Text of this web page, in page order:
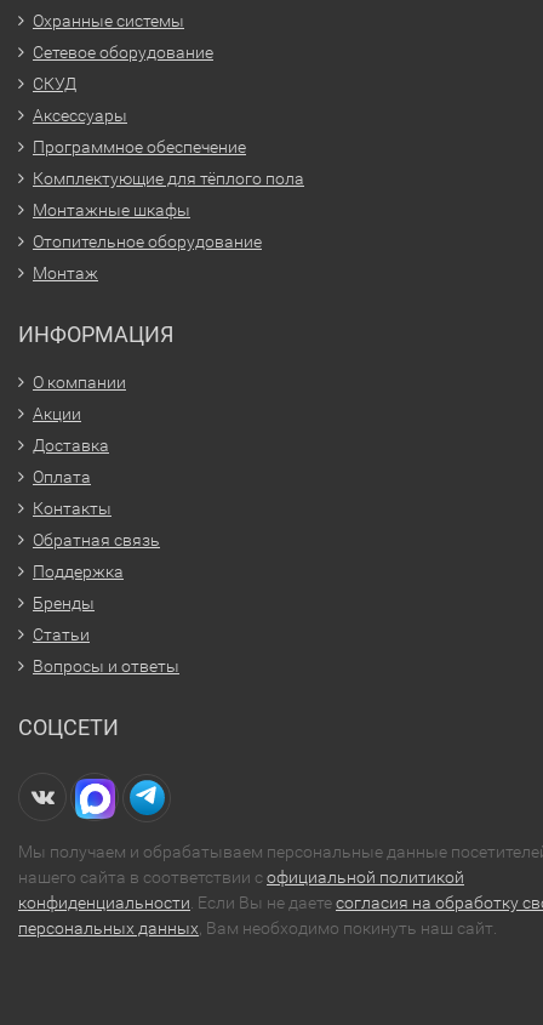
Охранные системы
Сетевое оборудование
СКУД
Аксессуары
Программное обеспечение
Комплектующие для тёплого пола
Монтажные шкафы
Отопительное оборудование
Монтаж
ИНФОРМАЦИЯ
О компании
Акции
Доставка
Оплата
Контакты
Обратная связь
Поддержка
Бренды
Статьи
Вопросы и ответы
СОЦСЕТИ
Мы получаем и обрабатываем персональные данные
нашего сайта в соответствии софициальной политикой
конфиденциальности . Если Вы не даетесогласия на обработку
персональных данных , Вам необходимо покинуть наш сайт.